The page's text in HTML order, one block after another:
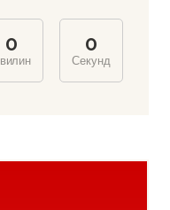
0 0
Секунд